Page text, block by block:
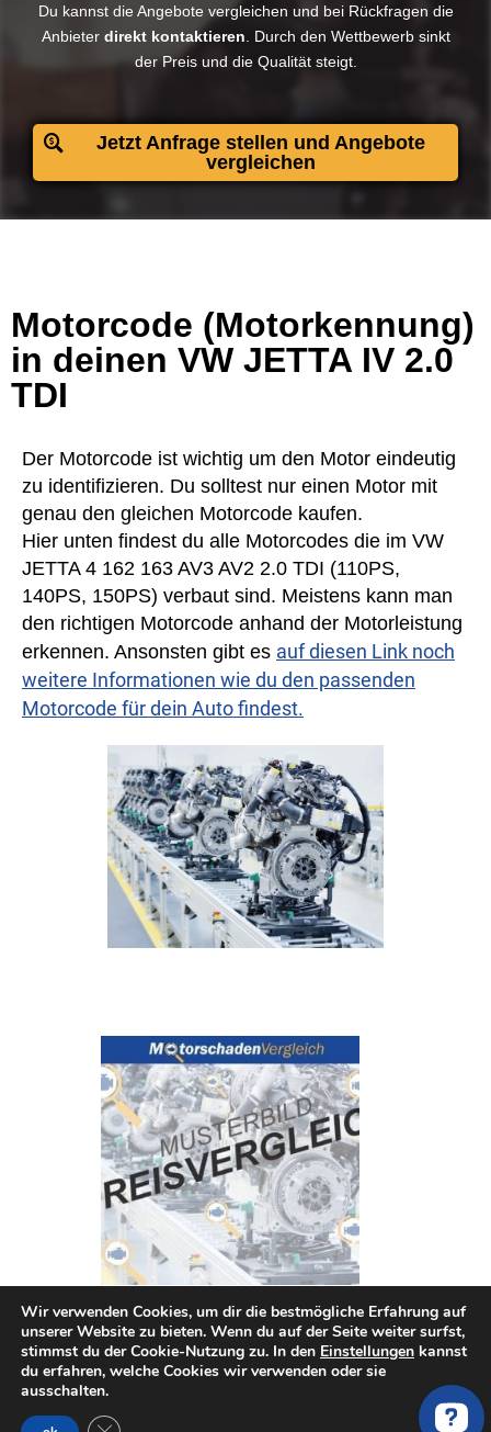
Du kannst die Angebote vergleichen und bei Rückfragen die
Anbieter direkt kontaktieren . Durch den Wettbewerb sinkt
der Preis und die Qualität steigt.​
Jetzt Anfrage stellen und Angebote
vergleichen
Motorcode (Motorkennung)
in deinen VW JETTA IV 2.0
TDI
Der Motorcode ist wichtig um den Motor eindeutig
zu identifizieren. Du solltest nur einen Motor mit
genau den gleichen Motorcode kaufen.
Hier unten findest du alle Motorcodes die im VW
JETTA 4 162 163 AV3 AV2 2.0 TDI (110PS,
140PS, 150PS) verbaut sind. Meistens kann man
den richtigen Motorcode anhand der Motorleistung
erkennen. Ansonsten gibt es auf diesen Link noch
weitere Informationen wie du den passenden
Motorcode für dein Auto findest.
DGMA für VW JETTA
Wir verwenden Cookies, um dir die bestmögliche Erfahrung auf
unserer Website zu bieten. Wenn du auf der Seite weiter surfst,
stimmst du der Cookie-Nutzung zu. In den Einstellungen kannst
du erfahren, welche Cookies wir verwenden oder sie
ausschalten.
GDPR Cookie-Banner schließen